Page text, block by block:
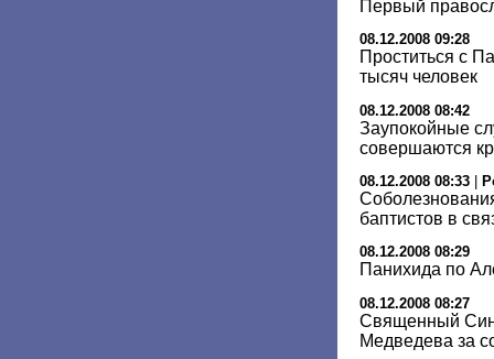
Первый
08.12.2008 09:28
Проститься с
тысяч человек
08.12.2008 08:42
Заупокойные
совершаются
08.12.2008 08:33
баптистов в
08.12.2008 08:29
Панихида по
08.12.2008 08:27
Священный
Медведева за